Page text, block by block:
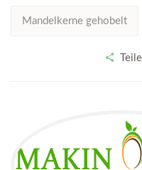
Mandelkerne gehobelt